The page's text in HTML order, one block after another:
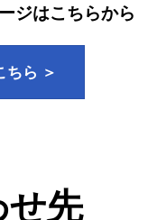
ジはこちらから
ちら ＞
先